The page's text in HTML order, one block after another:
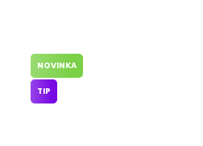
NOVINKA
TIP